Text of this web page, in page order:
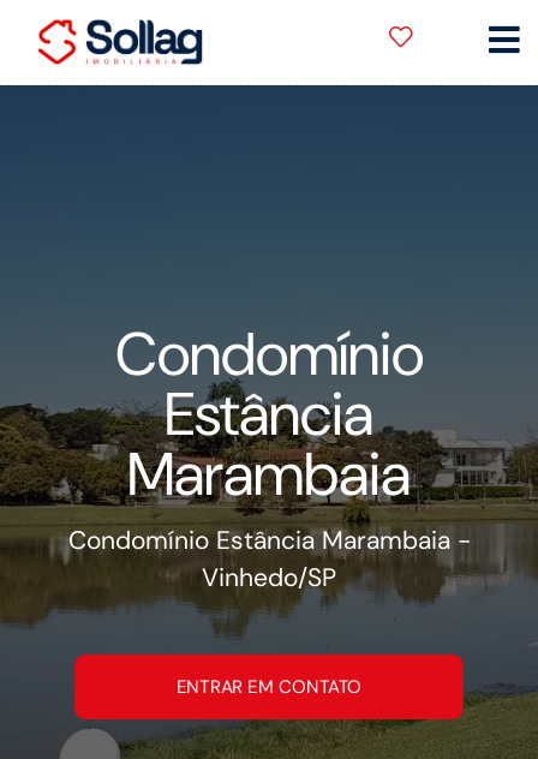
Condomínio
Estância
Marambaia
Condomínio Estância Marambaia -
Vinhedo/SP
ENTRAR EM CONTATO